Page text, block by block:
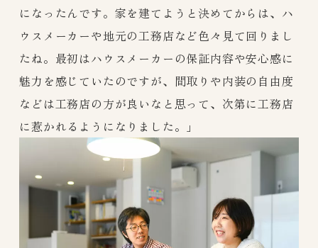
になったんです。家を建てようと決めてからは、ハ
ウスメーカーや地元の工務店など色々見て回りまし
たね。最初はハウスメーカーの保証内容や安心感に
魅力を感じていたのですが、間取りや内装の自由度
などは工務店の方が良いなと思って、次第に工務店
に惹かれるようになりました。」